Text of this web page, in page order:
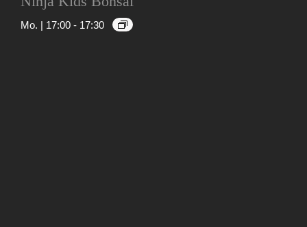
Mo. | 17:00 - 17:30